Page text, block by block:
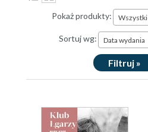
Pokaż produkty:
Sortuj wg: Data wydania
Filtruj »